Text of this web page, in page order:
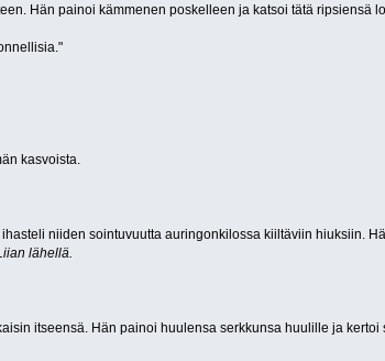
Hän painoi kämmenen poskelleen ja katsoi tätä ripsiensä
kasvoista.
niiden sointuvuutta auringonkilossa kiiltäviin hiuksiin.
lähellä.
itseensä. Hän painoi huulensa serkkunsa huulille ja